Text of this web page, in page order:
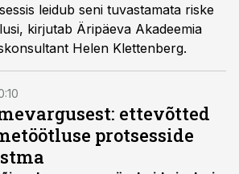
leidub seni tuvastamata riske
kirjutab Äripäeva Akadeemia
Helen Klettenberg.
ettevõtted
protsesside